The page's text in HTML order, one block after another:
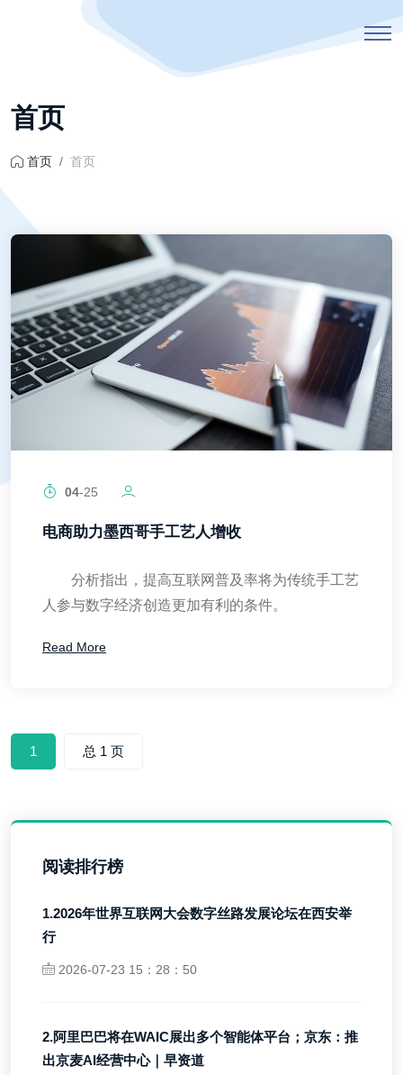
首页
首页 首页
04-25
电商助力墨西哥手工艺人增收
分析指出，提高互联网普及率将为传统手工艺
人参与数字经济创造更加有利的条件。
Read More
1 总 1 页
阅读排行榜
1.2026年世界互联网大会数字丝路发展论坛在西安举
行
2026-07-23 15：28：50
2.阿里巴巴将在WAIC展出多个智能体平台；京东：推
出京麦AI经营中心｜早资道